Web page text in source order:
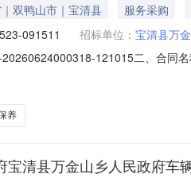
双鸭山市｜宝清县
服务采购
091511 招标单位： 宝清县万
121015二、合同
汽车修理部地址：宝清县东升路1号
养
宝清县万金山乡人民政府车